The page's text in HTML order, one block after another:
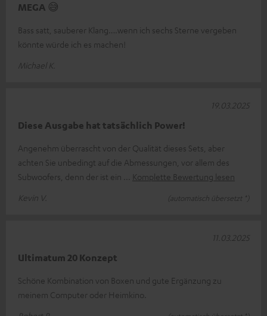
MEGA 😅
Bass satt, sauberer Klang….wenn ich sechs Sterne vergeben
könnte würde ich es machen!
Michael K.
Diese Ausgabe hat tatsächlich Power!
Angenehm überrascht von der Qualität dieses Sets, aber
achten Sie unbedingt auf die Abmessungen, vor allem des
Subwoofers, denn der ist ein
Komplette Bewertung lesen
Kevin V.
(automatisch übersetzt *)
19.03.2025
Ultimatum 20 Konzept
Schöne Kombination von Boxen und gute Ergänzung zu
meinem Computer oder Heimkino.
11.03.2025